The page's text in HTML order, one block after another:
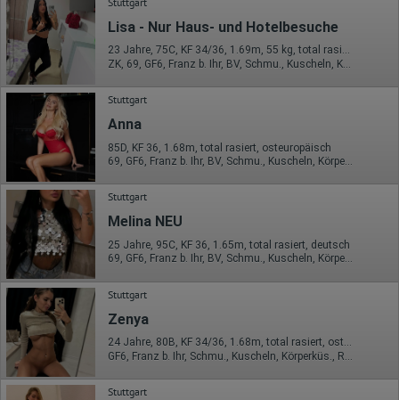
Erhobene Informationen zum Besucherverhalten sind folgende:
Herkunft (Land und Stadt)
Sprache
Betriebssystem
Gerät (PC, Tablet-PC oder Smartphone)
Browser und alle verwendeten Add-ons
Auflösung des Computers
Besucherquelle (Facebook, Suchmaschine oder
verweisende Webseite)
Welche Dateien wurden heruntergeladen?
Welche Videos angeschaut?
Wurden Werbebanner angeklickt?
Wohin ging der Besucher? Klickte er auf weitere Seiten des
Portals oder hat er sie komplett verlassen?
Wie lange blieb der Besucher?
Ort der Verarbeitung:
Europäische Union & USA
Hotjar
Wir nutzen Hotjar als Webanalysedient. Es wird verwendet, um
Daten über das Benutzerverhalten zu sammeln. Hotjar kann
auch im Rahmen von Umfragen und Feedbackfunktionen, die
auf unserer Website eingebunden sind, von Ihnen bereitgestellte
Informationen verarbeiten.
Lisa - Nur Haus- und Hotelbesuche
23 Jahre, 75C, KF 34/36, 1.69m, 55 kg, total rasiert, Latina
Stuttgart
Anna
85D, KF 36, 1.68m, total rasiert, osteuropäisch
69, GF6, Franz b. Ihr, BV, Schmu., Kuscheln, Körperküs., KBp
Stuttgart
Melina NEU
25 Jahre, 95C, KF 36, 1.65m, total rasiert, deutsch
69, GF6, Franz b. Ihr, BV, Schmu., Kuscheln, Körperküs., DSa
Stuttgart
Zenya
24 Jahre, 80B, KF 34/36, 1.68m, total rasiert, osteuropäisch
Stuttgart